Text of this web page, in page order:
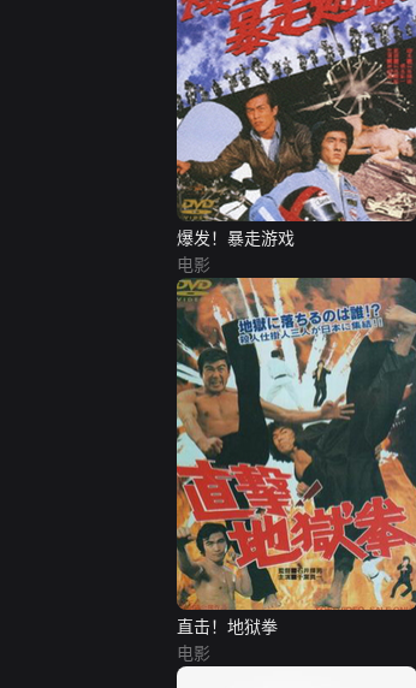
爆发！暴走游戏
电影
直击！地狱拳
电影